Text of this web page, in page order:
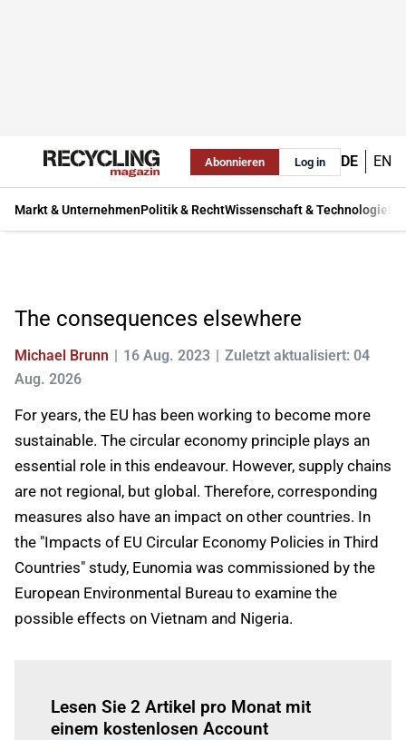
Abonnieren Log in DE EN
Markt & UnternehmenPolitik & RechtWissenschaft & Technologie
The consequences elsewhere
Michael Brunn 16 Aug. 2023
Zuletzt aktualisiert: 04
Aug. 2026
For years, the EU has been working to become more
sustainable. The circular economy principle plays an
essential role in this endeavour. However, supply chains
are not regional, but global. Therefore, corresponding
measures also have an impact on other countries. In
the "Impacts of EU Circular Economy Policies in Third
Countries" study, Eunomia was commissioned by the
European Environmental Bureau to examine the
possible effects on Vietnam and Nigeria.
Lesen Sie 2 Artikel pro Monat mit
einem kostenlosen Account